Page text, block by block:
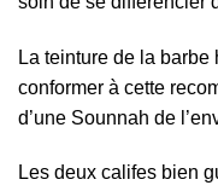
La teinture de la
conformer à cette
d’une Sounnah de
Les deux califes bien